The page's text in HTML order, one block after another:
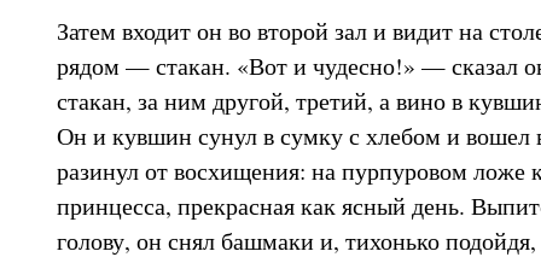
Затем входит он во второй зал и видит на
рядом — стакан. «Вот и чудесно!» — сказал
стакан, за ним другой, третий, а вино в
Он и кувшин сунул в сумку с хлебом и вошел
разинул от восхищения: на пурпуровом ложе
принцесса, прекрасная как ясный день.
голову, он снял башмаки и, тихонько